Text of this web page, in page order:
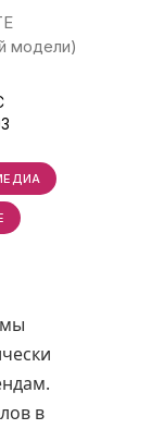
модели)
в